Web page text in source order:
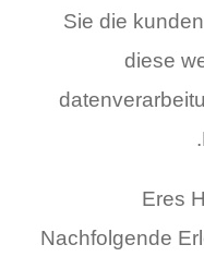
Sie die
diese
Eres
Nachfolgende